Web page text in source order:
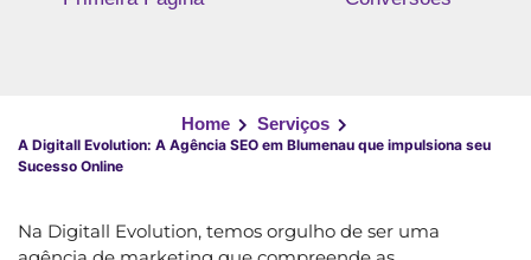
Home Serviços
A Digitall Evolution: A Agência SEO em Blumenau que impulsiona seu
Sucesso Online
Na Digitall Evolution, temos orgulho de ser uma